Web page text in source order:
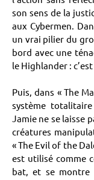
son sens de la
aux Cybermen.
un vrai pilier du
bord avec une
le Highlander :
Puis, dans « The
système
Jamie ne se laisse
créatures
« The Evil of the
est utilisé comme
bat, et se montre